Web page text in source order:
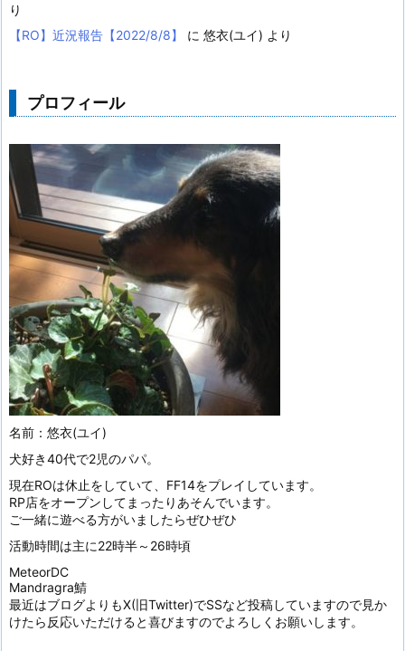
り
【RO】近況報告【2022/8/8】
に 悠衣(ユイ) より
プロフィール
名前：悠衣(ユイ)
犬好き40代で2児のパパ。
現在ROは休止をしていて、FF14をプレイしています。
RP店をオープンしてまったりあそんでいます。
ご一緒に遊べる方がいましたらぜひぜひ
活動時間は主に22時半～26時頃
MeteorDC
Mandragra鯖
最近はブログよりもX(旧Twitter)でSSなど投稿していますので見か
けたら反応いただけると喜びますのでよろしくお願いします。